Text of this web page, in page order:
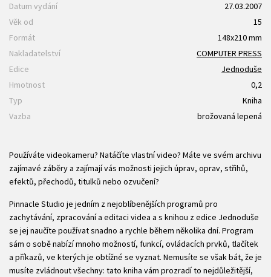
Datum vydání
27.03.2007
Věk od
15
Formát
148x210 mm
Nakladatelství
COMPUTER PRESS
Edice
Jednoduše
Hmotnost
0,2
Typ
Kniha
Vazba
brožovaná lepená
Používáte videokameru? Natáčíte vlastní video? Máte ve svém archivu
zajímavé záběry a zajímají vás možnosti jejich úprav, oprav, střihů,
efektů, přechodů, titulků nebo ozvučení?
Pinnacle Studio je jedním z nejoblíbenějších programů pro
zachytávání, zpracování a editaci videa a s knihou z edice Jednoduše
se jej naučíte používat snadno a rychle během několika dní. Program
sám o sobě nabízí mnoho možností, funkcí, ovládacích prvků, tlačítek
a příkazů, ve kterých je obtížné se vyznat. Nemusíte se však bát, že je
musíte zvládnout všechny: tato kniha vám prozradí to nejdůležitější,